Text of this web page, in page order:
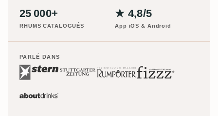
25 000+
RHUMS CATALOGUÉS
★ 4,8/5
App iOS & Android
PARLÉ DANS